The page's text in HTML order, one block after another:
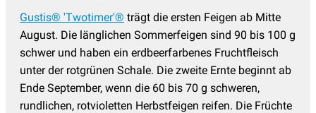
Gustis® 'Twotimer'® trägt die ersten Feigen ab Mitte
August. Die länglichen Sommerfeigen sind 90 bis 100 g
schwer und haben ein erdbeerfarbenes Fruchtfleisch
unter der rotgrünen Schale. Die zweite Ernte beginnt ab
Ende September, wenn die 60 bis 70 g schweren,
rundlichen, rotvioletten Herbstfeigen reifen. Die Früchte